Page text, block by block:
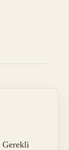
Gerekli